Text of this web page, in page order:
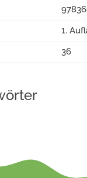
1.
36